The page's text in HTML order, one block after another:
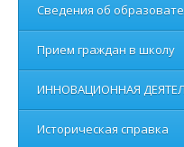
Сведения об
Прием граждан в школу
ИННОВАЦИОННАЯ
Историческая справка